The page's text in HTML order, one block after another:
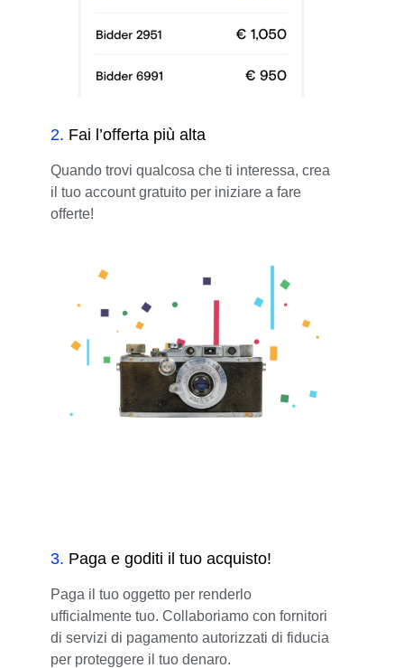
2. Fai l’offerta più alta
Quando trovi qualcosa che ti interessa, crea
il tuo account gratuito per iniziare a fare
offerte!
3. Paga e goditi il tuo acquisto!
Paga il tuo oggetto per renderlo
ufficialmente tuo. Collaboriamo con fornitori
di servizi di pagamento autorizzati di fiducia
per proteggere il tuo denaro.